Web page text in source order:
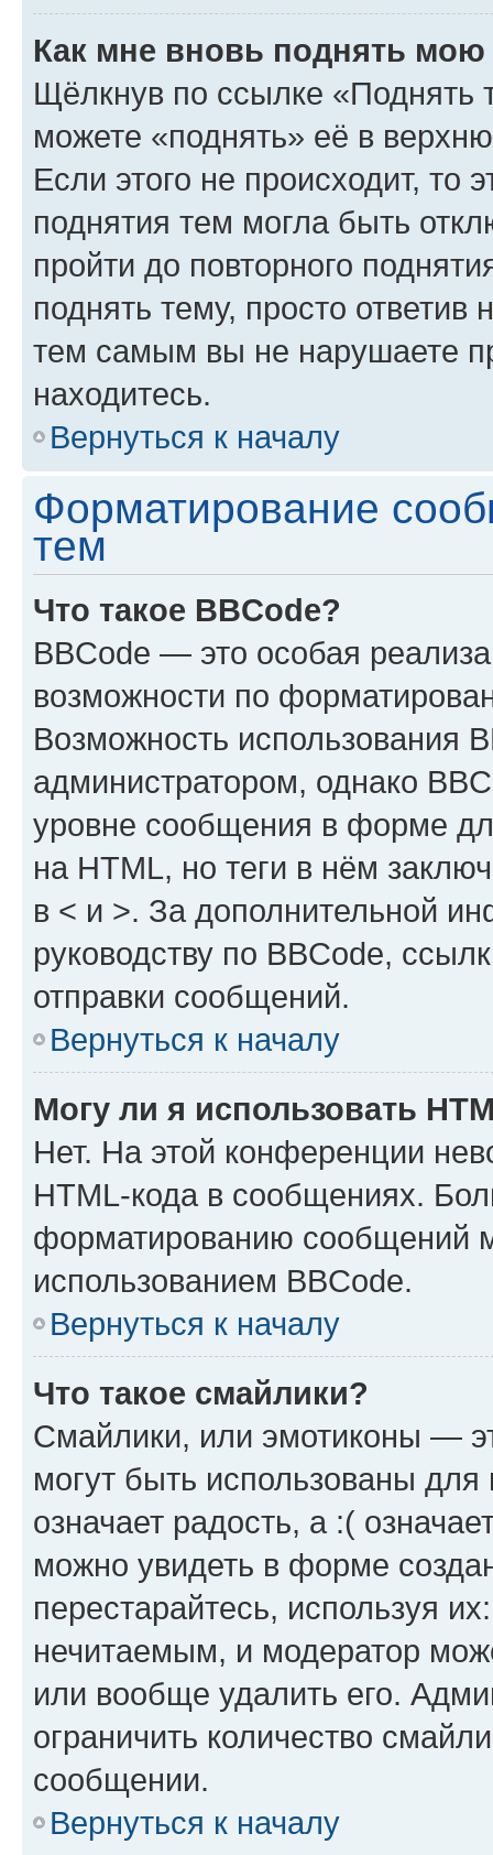
Как мне вновь поднять мою
Щёлкнув по ссылке «Поднять
можете «поднять» её в
Если этого не происходит, то
поднятия тем могла быть
пройти до повторного
поднять тему, просто ответив
тем самым вы не нарушаете
находитесь.
Вернуться к началу
Форматирование
тем
Что такое BBCode?
BBCode — это особая
возможности по
Возможность использования
администратором, однако
уровне сообщения в форме
на HTML, но теги в нём
в < и >. За дополнительной
руководству по BBCode,
отправки сообщений.
Вернуться к началу
Могу ли я использовать
Нет. На этой конференции
HTML-кода в сообщениях.
форматированию сообщений
использованием BBCode.
Вернуться к началу
Что такое смайлики?
Смайлики, или эмотиконы —
могут быть использованы
означает радость, а :(
можно увидеть в форме
перестарайтесь, используя
нечитаемым, и модератор
или вообще удалить его.
ограничить количество
сообщении.
Вернуться к началу